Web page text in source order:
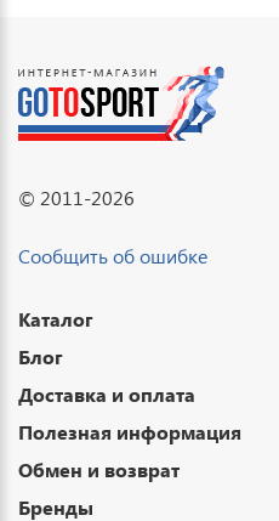
© 2011-2026
Сообщить об ошибке
Каталог
Блог
Доставка и оплата
Полезная информация
Обмен и возврат
Бренды